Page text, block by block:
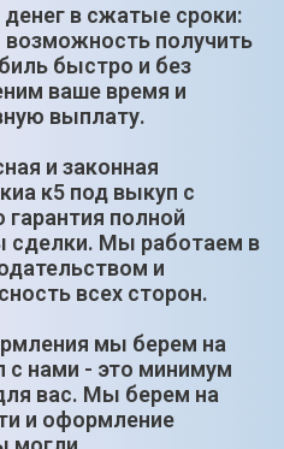
в сжатые сроки:
возможность получить
быстро и без
ваше время и
выплату.
и законная
к5 под выкуп с
полной
сделки. Мы работаем в
и
всех сторон.
мы берем на
с нами - это минимум
вас. Мы берем на
и оформление